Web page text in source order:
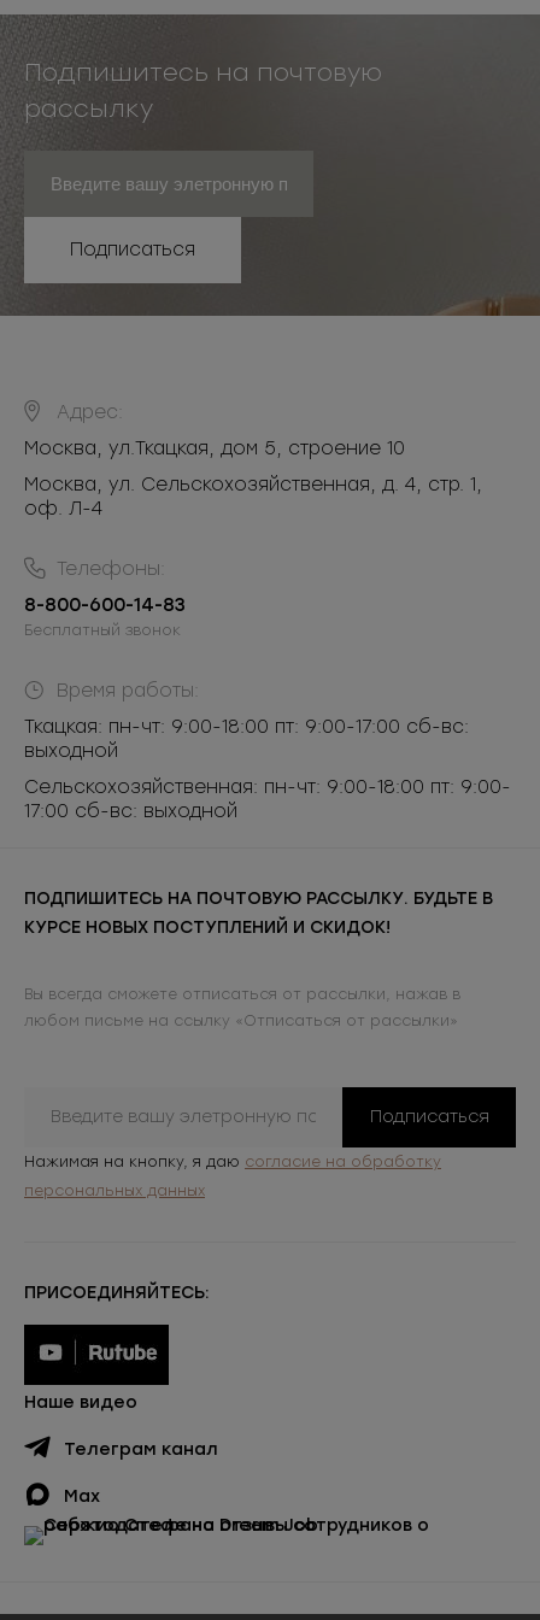
Подпишитесь на почтовую
рассылку
Подписаться
Адрес:
Москва, ул.Ткацкая, дом 5, строение 10
Москва, ул. Сельскохозяйственная, д. 4, стр. 1,
оф. Л-4
Телефоны:
8-800-600-14-83
Бесплатный звонок
Время работы:
Ткацкая: пн-чт: 9:00-18:00 пт: 9:00-17:00 сб-вс:
выходной
Сельскохозяйственная: пн-чт: 9:00-18:00 пт: 9:00-
17:00 сб-вс: выходной
ПОДПИШИТЕСЬ НА ПОЧТОВУЮ РАССЫЛКУ. БУДЬТЕ В
КУРСЕ НОВЫХ ПОСТУПЛЕНИЙ И СКИДОК!
Вы всегда сможете отписаться от рассылки, нажав в
любом письме на ссылку «Отписаться от рассылки»
Подписаться
Нажимая на кнопку, я даю согласие на обработку
персональных данных
ПРИСОЕДИНЯЙТЕСЬ:
Наше видео
Телеграм канал
Max